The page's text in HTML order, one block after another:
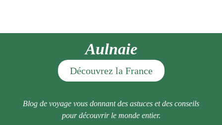
Aulnaie
Découvrez la France
Blog de voyage vous donnant des astuces et des conseils
pour découvrir le monde entier.